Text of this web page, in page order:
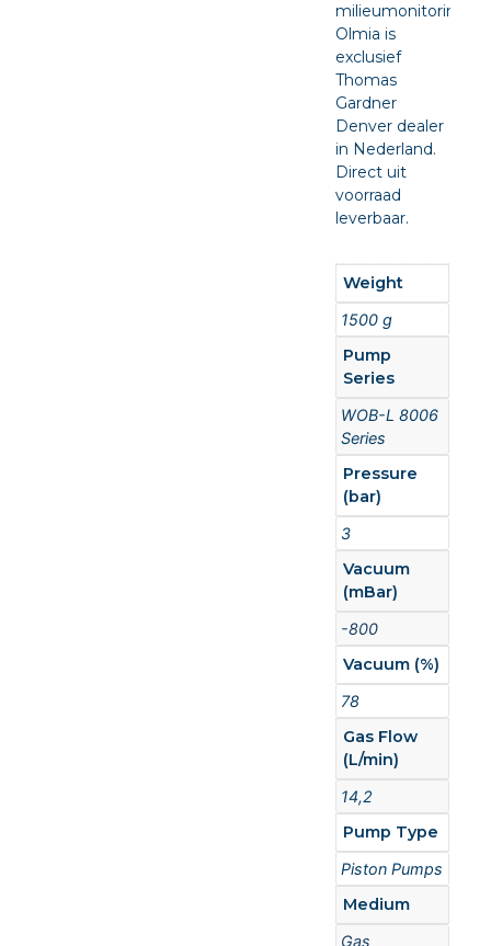
milieumonitoring.
Olmia is
exclusief
Thomas
Gardner
Denver dealer
in Nederland.
Direct uit
voorraad
leverbaar.
Weight
1500 g
Pump
Series
WOB-L 8006
Series
Pressure
(bar)
3
Vacuum
(mBar)
-800
Vacuum (%)
78
Gas Flow
(L/min)
14,2
Pump Type
Piston Pumps
Medium
Gas